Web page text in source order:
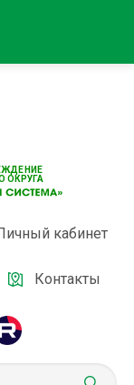
ОКРУГА
кабинет
Контакты